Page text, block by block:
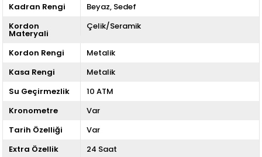
Kadran Rengi
Beyaz Sedef
Kordon
Materyali
Çelik/Seramik
Kordon Rengi
Metalik
Kasa Rengi
Metalik
Su Geçirmezlik
10 ATM
Kronometre
Var
Tarih Özelliği
Var
Extra Özellik
24 Saat